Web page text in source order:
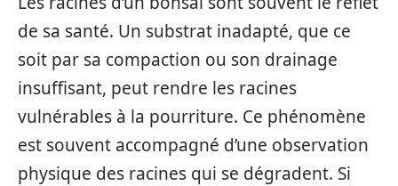
de sa santé. Un substrat inadapté, que ce
soit par sa compaction ou son drainage
insuffisant, peut rendre les racines
vulnérables à la pourriture. Ce phénomène
est souvent accompagné d’une observation
physique des racines qui se dégradent. Si